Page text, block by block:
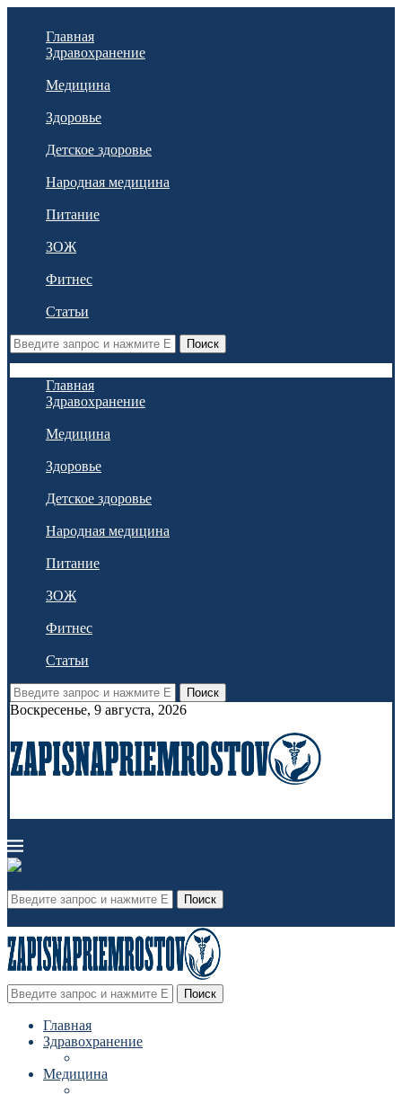
Главная
Здравохранение
Медицина
Здоровье
Детское здоровье
Народная медицина
Питание
ЗОЖ
Фитнес
Статьи
Поиск
Главная
Здравохранение
Медицина
Здоровье
Детское здоровье
Народная медицина
Питание
ЗОЖ
Фитнес
Статьи
Поиск
Воскресенье, 9 августа, 2026
Поиск
Поиск
Главная
Здравохранение
Медицина